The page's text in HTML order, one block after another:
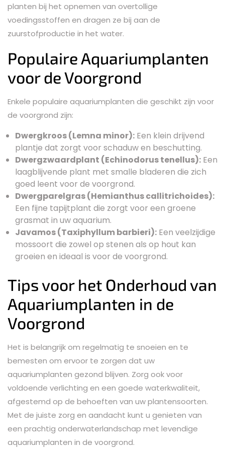
planten bij het opnemen van overtollige
voedingsstoffen en dragen ze bij aan de
zuurstofproductie in het water.
Populaire Aquariumplanten
voor de Voorgrond
Enkele populaire aquariumplanten die geschikt zijn voor
de voorgrond zijn:
Dwergkroos (Lemna minor): Een klein drijvend
plantje dat zorgt voor schaduw en beschutting.
Dwergzwaardplant (Echinodorus tenellus): Een
laagblijvende plant met smalle bladeren die zich
goed leent voor de voorgrond.
Dwergparelgras (Hemianthus callitrichoides):
Een fijne tapijtplant die zorgt voor een groene
grasmat in uw aquarium.
Javamos (Taxiphyllum barbieri): Een veelzijdige
mossoort die zowel op stenen als op hout kan
groeien en ideaal is voor de voorgrond.
Tips voor het Onderhoud van
Aquariumplanten in de
Voorgrond
Het is belangrijk om regelmatig te snoeien en te
bemesten om ervoor te zorgen dat uw
aquariumplanten gezond blijven. Zorg ook voor
voldoende verlichting en een goede waterkwaliteit,
afgestemd op de behoeften van uw plantensoorten.
Met de juiste zorg en aandacht kunt u genieten van
een prachtig onderwaterlandschap met levendige
aquariumplanten in de voorgrond.